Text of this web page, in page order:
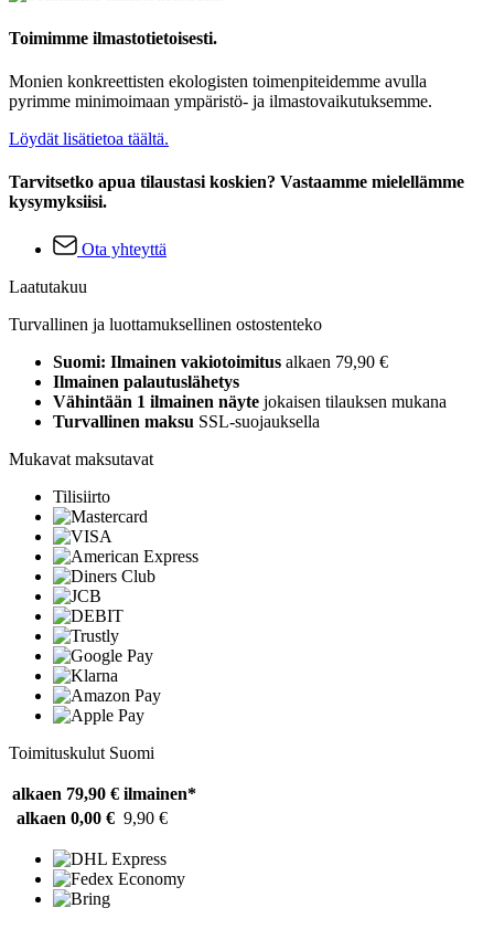
Toimimme ilmastotietoisesti.
Monien konkreettisten ekologisten toimenpiteidemme avulla
pyrimme minimoimaan ympäristö- ja ilmastovaikutuksemme.
Löydät lisätietoa täältä.
Tarvitsetko apua tilaustasi koskien? Vastaamme mielellämme
kysymyksiisi.
Ota yhteyttä
Laatutakuu
Turvallinen ja luottamuksellinen ostostenteko
Suomi: Ilmainen vakiotoimitus alkaen 79,90 €
Ilmainen palautuslähetys
Vähintään 1 ilmainen näyte jokaisen tilauksen mukana
Turvallinen maksu SSL-suojauksella
Mukavat maksutavat
Tilisiirto
Toimituskulut Suomi
alkaen 79,90 € ilmainen*
alkaen 0,00 € 9,90 €